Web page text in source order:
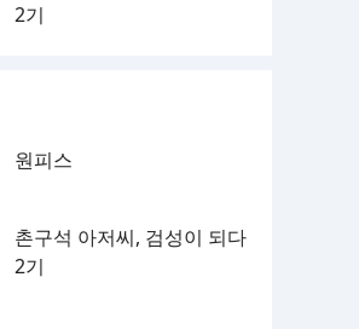
2기
원피스
촌구석 아저씨, 검성이 되다
2기